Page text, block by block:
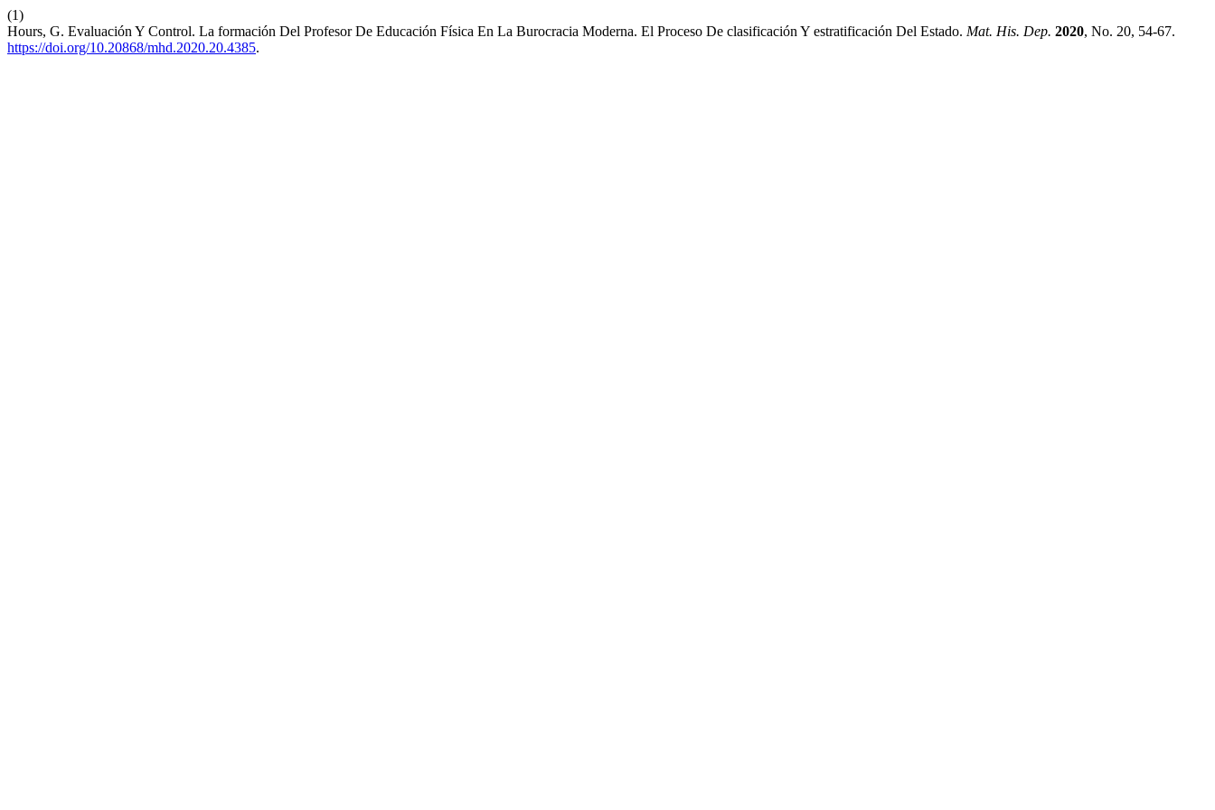
(1)
Hours, G. Evaluación Y Control. La formación Del Profesor De Educación Física En La Burocracia Moderna. El Proceso De clasificación Y estratificación Del Estado. Mat. His. Dep. 2020, No. 20, 54-67.
https://doi.org/10.20868/mhd.2020.20.4385.